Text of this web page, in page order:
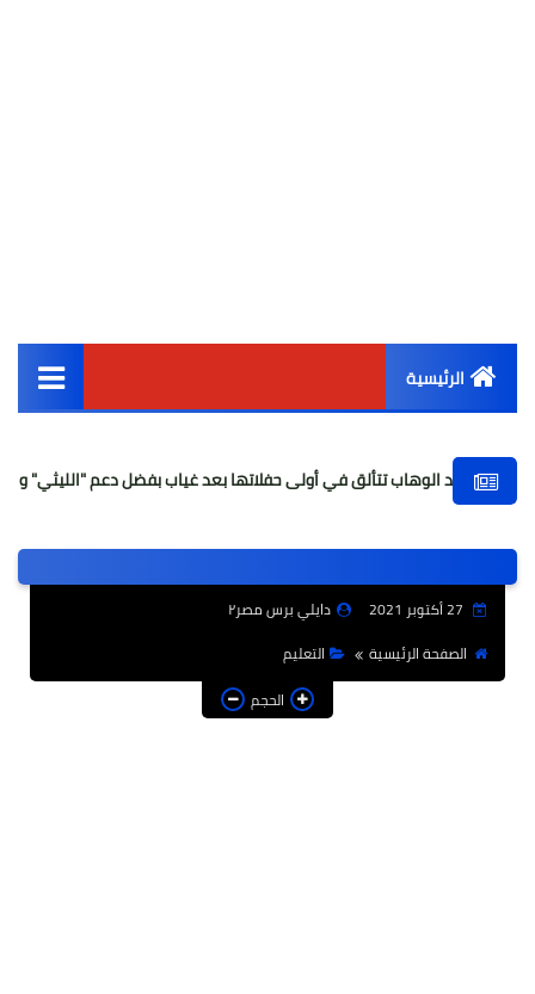
الرئيسية
أخبار مصر
عالمى
حوادث وقضايا
تتألق في أولى حفلاتها بعد غياب بفضل دعم "الليثي" والمخلصين
دايلي برس مصر٢
الصفحة الرئيسية
التعليم
الحجم